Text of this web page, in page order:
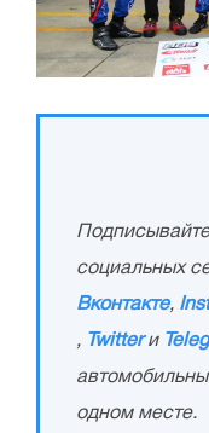
социальных
Вконтакте,
, Twitterи
одном месте.